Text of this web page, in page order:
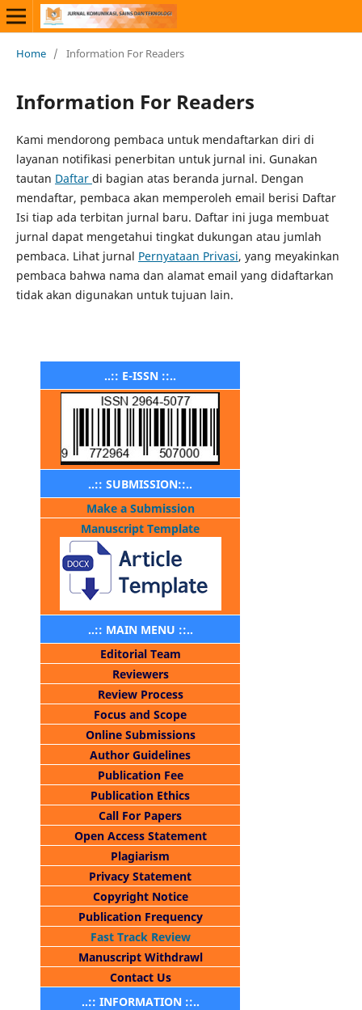
Home / Information For Readers
Information For Readers
Kami mendorong pembaca untuk mendaftarkan diri di
layanan notifikasi penerbitan untuk jurnal ini. Gunakan
tautan Daftar di bagian atas beranda jurnal. Dengan
mendaftar, pembaca akan memperoleh email berisi Daftar
Isi tiap ada terbitan jurnal baru. Daftar ini juga membuat
jurnal dapat mengetahui tingkat dukungan atau jumlah
pembaca. Lihat jurnal Pernyataan Privasi, yang meyakinkan
pembaca bahwa nama dan alamat email yang didaftarkan
tidak akan digunakan untuk tujuan lain.
..:: E-ISSN ::..
..:: SUBMISSION::..
Make a Submission
Manuscript Template
..:: MAIN MENU ::..
Editorial Team
Reviewers
Review Process
Focus and Scope
Online Submissions
Author Guidelines
Publication Fee
Publication Ethics
Call For Papers
Open Access Statement
Plagiarism
Privacy Statement
Copyright Notice
Publication Frequency
Fast Track Review
Manuscript Withdrawl
Contact Us
..:: INFORMATION ::..